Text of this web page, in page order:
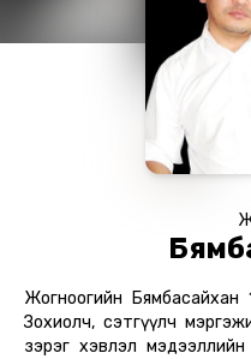
Жогноогийн Бямбасайхан
Зохиолч, сэтгүүлч
зэрэг хэвлэл